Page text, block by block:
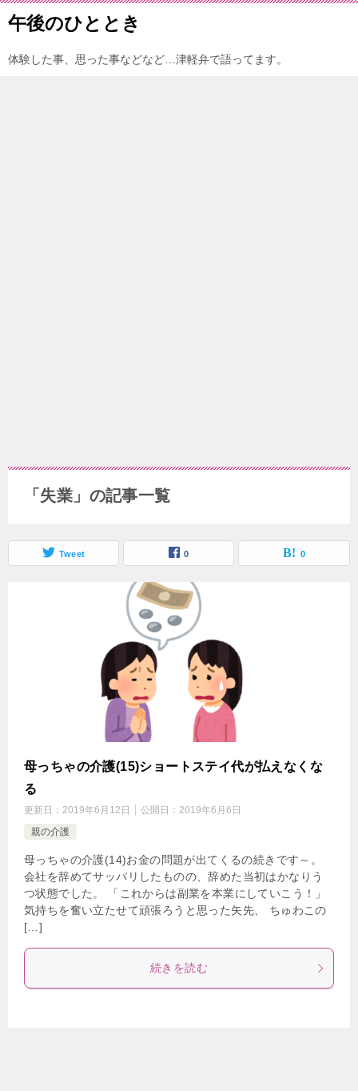
午後のひととき
体験した事、思った事などなど…津軽弁で語ってます。
「失業」の記事一覧
Tweet 0 0
母っちゃの介護(15)ショートステイ代が払えなくな
る
更新日： 2019年6月12日 公開日： 2019年6月6日
親の介護
母っちゃの介護(14)お金の問題が出てくるの続きです～。
会社を辞めてサッパリしたものの、辞めた当初はかなりう
つ状態でした。 「これからは副業を本業にしていこう！」
気持ちを奮い立たせて頑張ろうと思った矢先、 ちゅわこの
[…]
続きを読む